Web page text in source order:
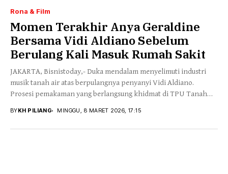
Rona & Film
Momen Terakhir Anya Geraldine
Bersama Vidi Aldiano Sebelum
Berulang Kali Masuk Rumah Sakit
JAKARTA, Bisnistoday,- Duka mendalam menyelimuti industri
musik tanah air atas berpulangnya penyanyi Vidi Aldiano.
Prosesi pemakaman yang berlangsung khidmat di TPU Tanah
BYKH PILIANG MINGGU, 8 MARET 2026, 17:15